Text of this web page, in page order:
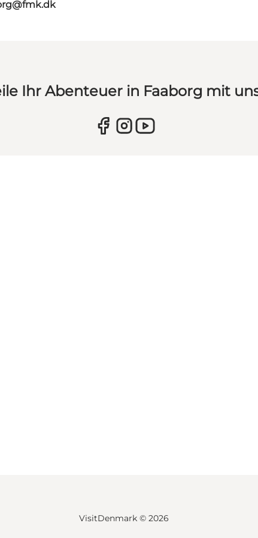
Ihr Abenteuer in Faaborg mit
VisitDenmark © 2026